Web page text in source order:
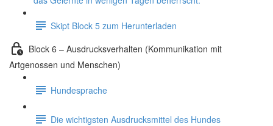
Skipt Block 5 zum Herunterladen
Block 6 – Ausdrucksverhalten (Kommunikation mit
Artgenossen und Menschen)
Hundesprache
Die wichtigsten Ausdrucksmittel des Hundes